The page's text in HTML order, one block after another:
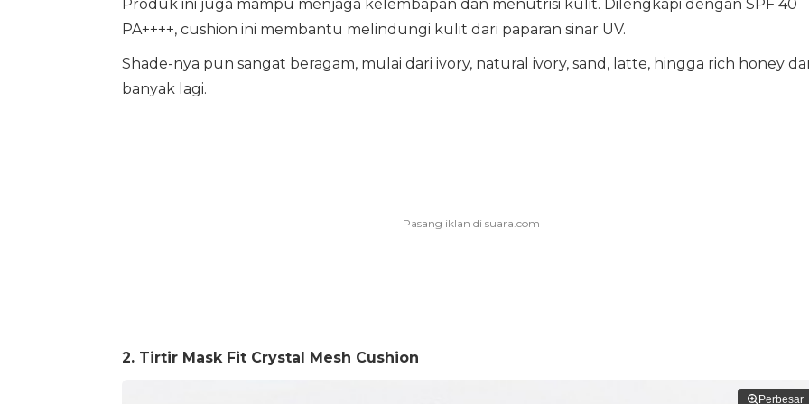
Produk ini juga mampu menjaga kelembapan dan menutrisi kulit. Dilengkapi dengan SPF 40
PA++++, cushion ini membantu melindungi kulit dari paparan sinar UV.
Shade-nya pun sangat beragam, mulai dari ivory, natural ivory, sand, latte, hingga rich honey
banyak lagi.
2. Tirtir Mask Fit Crystal Mesh Cushion
Perbesar